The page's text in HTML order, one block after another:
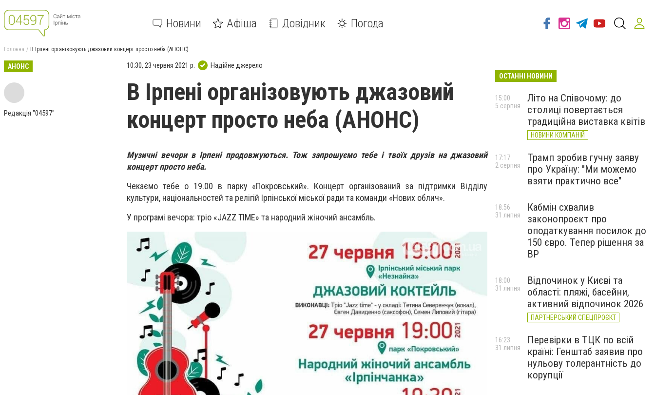
Новини Афіша Довідник Погода
Головна В Ірпені організовують джазовий концерт просто неба (АНОНС)
АНОНС
Редакція "04597"
10:30, 23 червня 2021 р. Надійне джерело
В Ірпені організовують джазовий
концерт просто неба (АНОНС)
Музичні вечори в Ірпені продовжуються. Тож запрошуємо тебе і твоїх друзів на джазовий
концерт просто неба.
Чекаємо тебе о 19.00 в парку «Покровський». Концерт організований за підтримки Відділу
культури, національностей та релігій Ірпінської міської ради та команди «Нових облич».
У програмі вечора: тріо «JAZZ TIME» та народний жіночий ансамбль.
ОСТАННІ НОВИНИ
Літо на Співочому: до
столиці повертається
традиційна виставка квітів
НОВИНИ КОМПАНІЙ
15:00
5 серпня
Трамп зробив гучну заяву
про Україну: "Ми можемо
взяти практично все"
17:17
2 серпня
Кабмін схвалив
законопроєкт про
оподаткування посилок до
150 євро. Тепер рішення за
ВР
18:56
31 липня
Відпочинок у Києві та
області: пляжі, басейни,
активний відпочинок 2026
ПАРТНЕРСЬКИЙ СПЕЦПРОЄКТ
18:00
31 липня
Перевірки в ТЦК по всій
країні: Генштаб заявив про
нульову толерантність до
корупції
16:23
31 липня